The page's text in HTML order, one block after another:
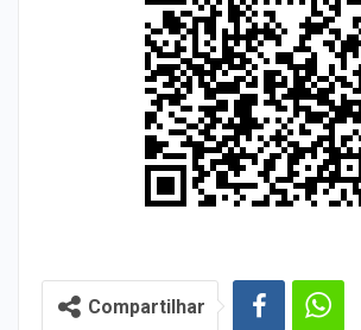
Compartilhar